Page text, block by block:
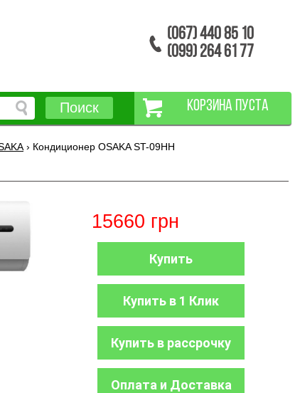
(067) 440 85 10
(099) 264 61 77
Поиск КОРЗИНА ПУСТА
› Кондиционер OSAKA ST-09HН
15660 грн
Купить
Купить в 1 Клик
Купить в рассрочку
Оплата и Доставка